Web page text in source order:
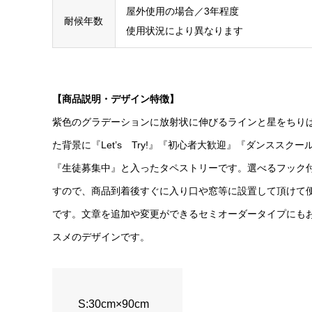
耐候年数
屋外使用の場合／3年程度
使用状況により異なります
【商品説明・デザイン特徴】
紫色のグラデーションに放射状に伸びるラインと星をちり
た背景に『Let’s Try!』『初心者大歓迎』『ダンススクール
『生徒募集中』と入ったタペストリーです。選べるフック
すので、商品到着後すぐに入り口や窓等に設置して頂けて
です。文章を追加や変更ができるセミオーダータイプにも
スメのデザインです。
S:30cm×90cm